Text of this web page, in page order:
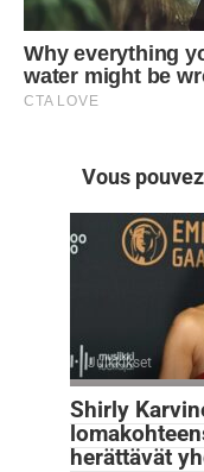
Vous
Julkkikset
Shirly
herättävät